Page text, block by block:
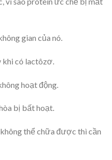
gian của nó.
khi có lactôzơ.
hoạt động.
bị bất hoạt.
thể chữa được thì cần